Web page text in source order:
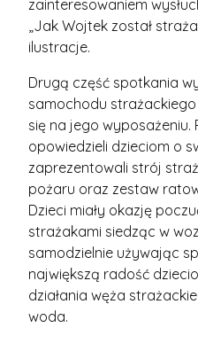
zainteresowaniem
„Jak Wojtek został
ilustracje.
Drugą część spotkania
samochodu
się na jego wyposażeniu.
opowiedzieli dzieciom o
zaprezentowali strój
pożaru oraz zestaw
Dzieci miały okazję
strażakami siedząc w
samodzielnie używając
największą radość
działania węża
woda.